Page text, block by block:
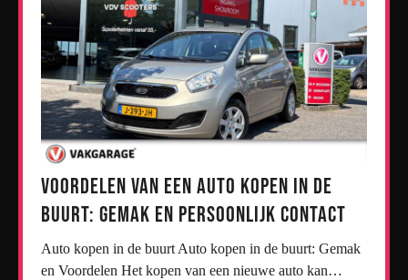
Voordelen van een Auto Kopen in de
Buurt: Gemak en Persoonlijk Contact
Auto kopen in de buurt Auto kopen in de buurt: Gemak
en Voordelen Het kopen van een nieuwe auto kan…